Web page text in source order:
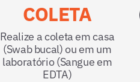
COLETA
Realize a coleta em casa
(Swab bucal) ou em um
laboratório (Sangue em
EDTA)